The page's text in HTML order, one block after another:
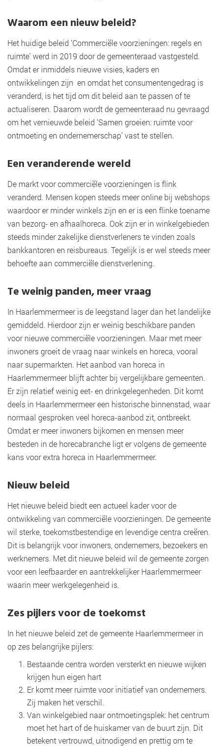
Waarom een nieuw beleid?
Het huidige beleid ‘Commerciële voorzieningen: regels en
ruimte’ werd in 2019 door de gemeenteraad vastgesteld.
Omdat er inmiddels nieuwe visies, kaders en
ontwikkelingen zijn en omdat het consumentengedrag is
veranderd, is het tijd om dit beleid aan te passen of te
actualiseren. Daarom wordt de gemeenteraad nu gevraagd
om het vernieuwde beleid ‘Samen groeien: ruimte voor
ontmoeting en ondernemerschap’ vast te stellen.
Een veranderende wereld
De markt voor commerciële voorzieningen is flink
veranderd. Mensen kopen steeds meer online bij webshops
waardoor er minder winkels zijn en er is een flinke toename
van bezorg- en afhaalhoreca. Ook zijn er in winkelgebieden
steeds minder zakelijke dienstverleners te vinden zoals
bankkantoren en reisbureaus. Tegelijk is er wel steeds meer
behoefte aan commerciële dienstverlening.
Te weinig panden, meer vraag
In Haarlemmermeer is de leegstand lager dan het landelijke
gemiddeld. Hierdoor zijn er weinig beschikbare panden
voor nieuwe commerciële voorzieningen. Maar met meer
inwoners groeit de vraag naar winkels en horeca, vooral
naar supermarkten. Het aanbod van horeca in
Haarlemmermeer blijft achter bij vergelijkbare gemeenten.
Er zijn relatief weinig eet- en drinkgelegenheden. Dit komt
deels in Haarlemmermeer een historische binnenstad, waar
normaal gesproken veel horeca-aanbod zit, ontbreekt.
Omdat er meer inwoners bijkomen en mensen meer
besteden in de horecabranche ligt er volgens de gemeente
kans voor extra horeca in Haarlemmermeer.
Nieuw beleid
Het nieuwe beleid biedt een actueel kader voor de
ontwikkeling van commerciële voorzieningen. De gemeente
wil sterke, toekomstbestendige en levendige centra creëren.
Dit is belangrijk voor inwoners, ondernemers, bezoekers en
werknemers. Met dit nieuwe beleid wil de gemeente zorgen
voor een leefbaarder en aantrekkelijker Haarlemmermeer
waarin meer werkgelegenheid is.
Zes pijlers voor de toekomst
In het nieuwe beleid zet de gemeente Haarlemmermeer in
op zes belangrijke pijlers:
Bestaande centra worden versterkt en nieuwe wijken
krijgen hun eigen hart
Er komt meer ruimte voor initiatief van ondernemers.
Zij maken het verschil.
Van winkelgebied naar ontmoetingsplek: het centrum
moet het hart of de huiskamer van de buurt zijn. Dit
betekent vertrouwd, uitnodigend en prettig om te